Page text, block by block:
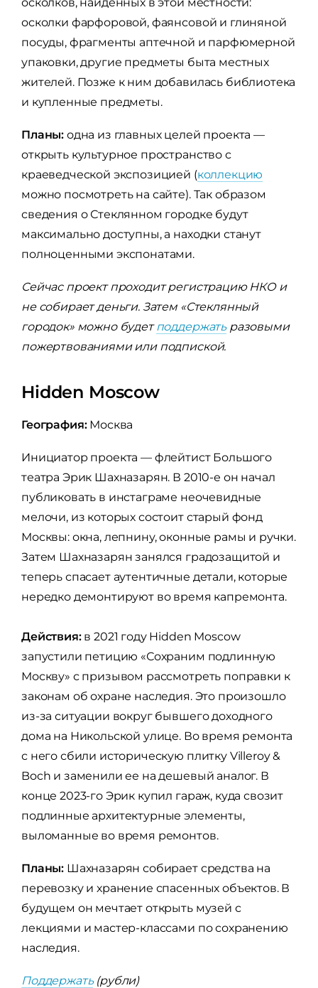
осколки фарфоровой, фаянсовой и глиняной
посуды, фрагменты аптечной и парфюмерной
упаковки, другие предметы быта местных
жителей. Позже к ним добавилась библиотека
и купленные предметы.
Планы: одна из главных целей проекта —
открыть культурное пространство с
краеведческой экспозицией (коллекцию
можно посмотреть на сайте). Так образом
сведения о Стеклянном городке будут
максимально доступны, а находки станут
полноценными экспонатами.
Сейчас проект проходит регистрацию НКО и
не собирает деньги. Затем «Стеклянный
городок» можно будет поддержатьразовыми
пожертвованиями или подпиской.
Hidden Moscow
География: Москва
Инициатор проекта — флейтист Большого
театра Эрик Шахназарян. В 2010-е он начал
публиковать в инстаграме неочевидные
мелочи, из которых состоит старый фонд
Москвы: окна, лепнину, оконные рамы и ручки.
Затем Шахназарян занялся градозащитой и
теперь спасает аутентичные детали, которые
нередко демонтируют во время капремонта.
Действия: в 2021 году Hidden Moscow
запустили петицию «Сохраним подлинную
Москву» с призывом рассмотреть поправки к
законам об охране наследия. Это произошло
из-за ситуации вокруг бывшего доходного
дома на Никольской улице. Во время ремонта
с него сбили историческую плитку Villeroy &
Boch и заменили ее на дешевый аналог. В
конце 2023-го Эрик купил гараж, куда свозит
подлинные архитектурные элементы,
выломанные во время ремонтов.
Планы: Шахназарян собирает средства на
перевозку и хранение спасенных объектов. В
будущем он мечтает открыть музей с
лекциями и мастер-классами по сохранению
наследия.
Поддержать(рубли)